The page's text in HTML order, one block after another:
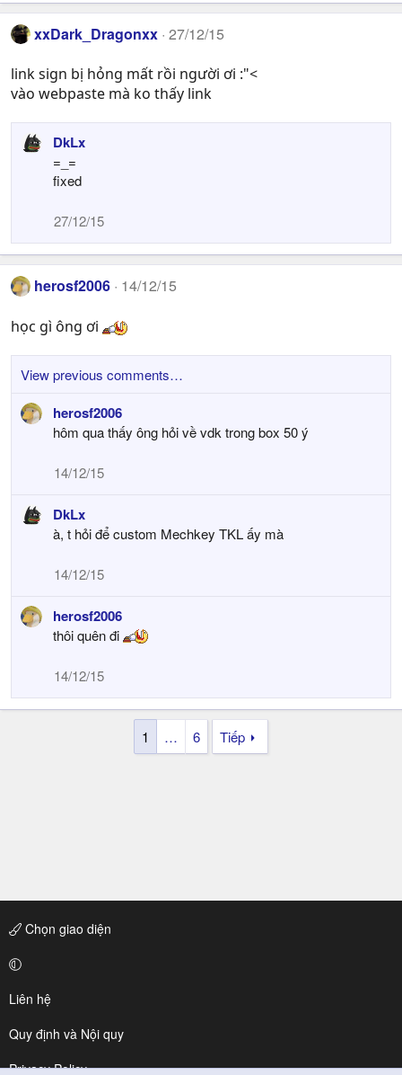
xxDark_Dragonxx 27/12/15
link sign bị hỏng mất rồi người ơi :"<
vào webpaste mà ko thấy link
DkLx
=_=
fixed
27/12/15
herosf2006 14/12/15
học gì ông ơi
View previous comments…
herosf2006
hôm qua thấy ông hỏi về vdk trong box 50 ý
14/12/15
DkLx
à, t hỏi để custom Mechkey TKL ấy mà
14/12/15
herosf2006
thôi quên đi
14/12/15
1 … 6 Tiếp
Chọn giao diện
Liên hệ
Quy định và Nội quy
Privacy Policy